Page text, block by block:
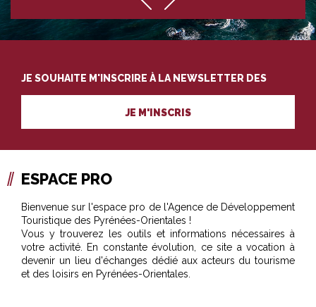
JE SOUHAITE M'INSCRIRE À LA NEWSLETTER DES
PROFESSIONNELS DU TOURISME
JE M'INSCRIS
ESPACE PRO
Bienvenue sur l'espace pro de l'Agence de Développement
Touristique des Pyrénées-Orientales !
Vous y trouverez les outils et informations nécessaires à
votre activité. En constante évolution, ce site a vocation à
devenir un lieu d'échanges dédié aux acteurs du tourisme
et des loisirs en Pyrénées-Orientales.